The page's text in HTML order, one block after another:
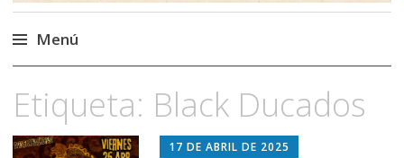
Menú
al
contenido
Etiqueta: Black Ducados
17 DE ABRIL DE 2025